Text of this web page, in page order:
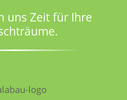
uns Zeit für Ihre